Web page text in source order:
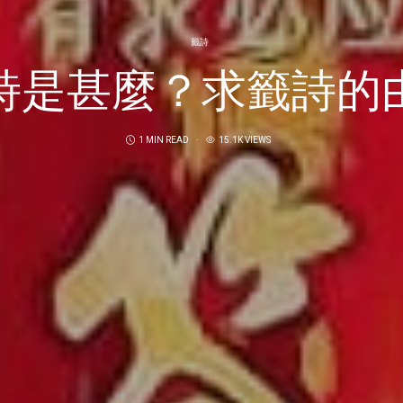
籤詩
是甚麼？求籤詩的
1 MIN READ 15.1K VIEWS